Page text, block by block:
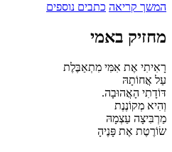
המשך קריאה כתבים נוספים
מחזיק באמי
רָאִיתִי אֶת אִמִּי מִתְאַבֶּלֶת
עַל אֲחוֹתָהּ
דּוֹדָתִי הָאֲהוּבָה.
וְהִיא מְקוֹנֶנֶת
מַרְבִּיצָה עַצְמָהּ
שׂוֹרֶטֶת אֶת פָּנֶיהָ